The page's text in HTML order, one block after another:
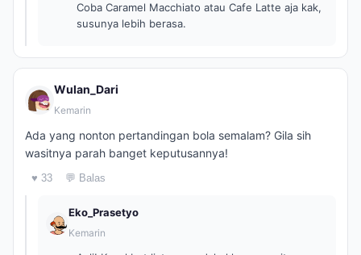
Coba Caramel Macchiato atau Cafe Latte aja kak,
susunya lebih berasa.
Wulan_Dari
Kemarin
Ada yang nonton pertandingan bola semalam? Gila sih
wasitnya parah banget keputusannya!
♥ 33 💬 Balas
Eko_Prasetyo
Kemarin